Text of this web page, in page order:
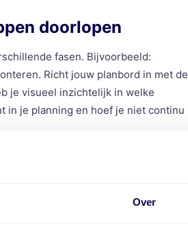
Over
doorlopen
fasen. Bijvoorbeeld:
Richt jouw planbord in met de
je visueel inzichtelijk in welke
in je planning en hoef je niet continu